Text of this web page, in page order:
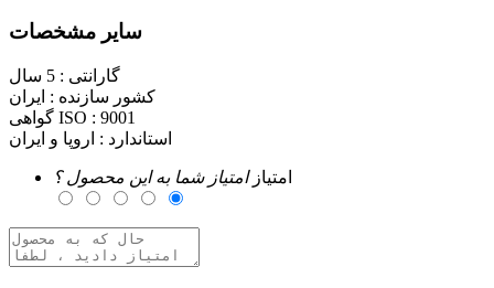
سایر مشخصات
گارانتی : 5 سال
کشور سازنده : ایران
گواهی ISO : 9001
استاندارد : اروپا و ایران
امتیازامتیاز شما به این محصول ؟